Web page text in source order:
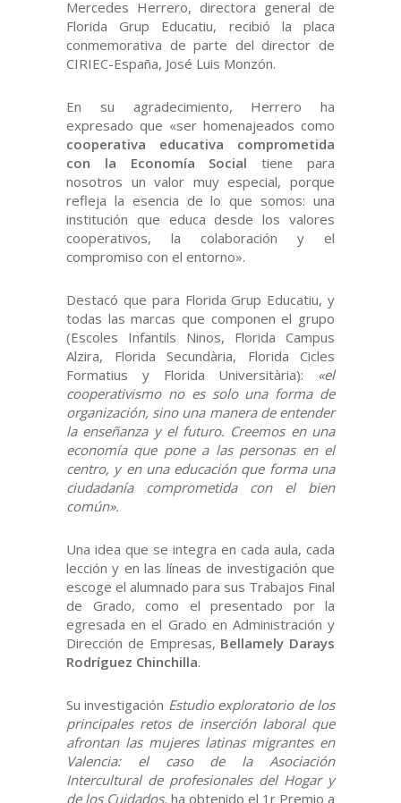
Mercedes Herrero, directora general de
Florida Grup Educatiu, recibió la placa
conmemorativa de parte del director de
CIRIEC-España, José Luis Monzón.
En su agradecimiento, Herrero ha
expresado que «ser homenajeados como
cooperativa educativa comprometida
con la Economía Social tiene para
nosotros un valor muy especial, porque
refleja la esencia de lo que somos: una
institución que educa desde los valores
cooperativos, la colaboración y el
compromiso con el entorno».
Destacó que para Florida Grup Educatiu, y
todas las marcas que componen el grupo
(Escoles Infantils Ninos, Florida Campus
Alzira, Florida Secundària, Florida Cicles
Formatius y Florida Universitària): «el
cooperativismo no es solo una forma de
organización, sino una manera de entender
la enseñanza y el futuro. Creemos en una
economía que pone a las personas en el
centro, y en una educación que forma una
ciudadanía comprometida con el bien
común».
Una idea que se integra en cada aula, cada
lección y en las líneas de investigación que
escoge el alumnado para sus Trabajos Final
de Grado, como el presentado por la
egresada en el Grado en Administración y
Dirección de Empresas, Bellamely Darays
Rodríguez Chinchilla.
Su investigación Estudio exploratorio de los
principales retos de inserción laboral que
afrontan las mujeres latinas migrantes en
Valencia: el caso de la Asociación
Intercultural de profesionales del Hogar y
de los Cuidados, ha obtenido el 1r Premio a